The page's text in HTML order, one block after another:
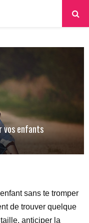
vos enfants
sans te tromper
de trouver quelque
anticiper la